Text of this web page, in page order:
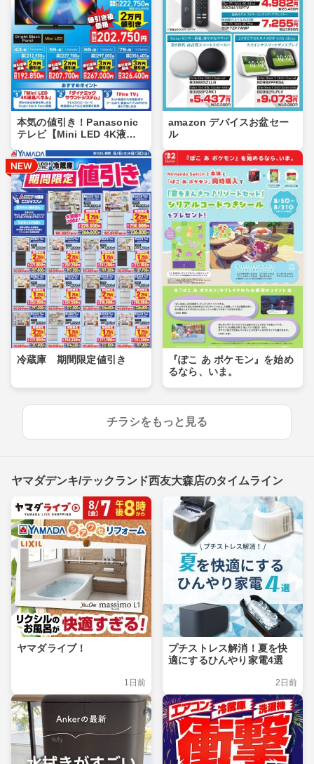
本気の値引き！Panasonic
テレビ【Mini LED 4K液
amazon デバイスお盆セー
ル
冷蔵庫 期間限定値引き
『ぽこ あ ポケモン』を始め
るなら、いま。
チラシをもっと見る
ヤマダデンキ/テックランド西友大森店のタイムライン
ヤマダライブ！
1日前
プチストレス解消！夏を快
適にするひんやり家電4選
2日前